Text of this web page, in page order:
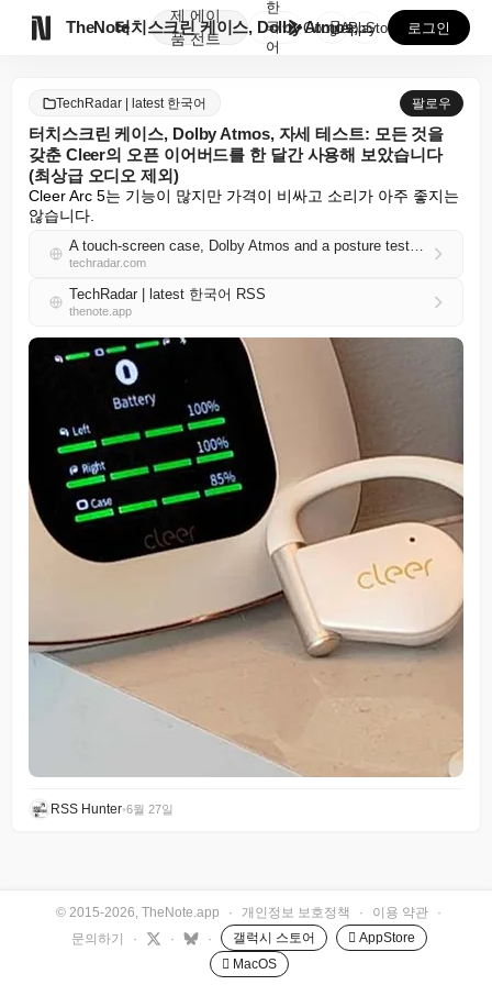
TheNote
제
품
에이
전트
터치스크린 케이스, Dolby Atmos, 자세 테스트...
한
국
어
GooglePlay
AppStore 로그인
TechRadar | latest 한국어 팔로우
터치스크린 케이스, Dolby Atmos, 자세 테스트: 모든 것을
갖춘 Cleer의 오픈 이어버드를 한 달간 사용해 보았습니다
(최상급 오디오 제외)
Cleer Arc 5는 기능이 많지만 가격이 비싸고 소리가 아주 좋지는
않습니다.
A touch-screen case, Dolby Atmos and a posture test: I spent a month with Cleer's open earbuds that have it all (except top-tier audio)
techradar.com
TechRadar | latest 한국어 RSS
thenote.app
RSS Hunter•6월 27일
© 2015-2026, TheNote.app · 개인정보 보호정책 · 이용 약관
·
문의하기
· · · 갤럭시 스토어
 AppStore
 MacOS